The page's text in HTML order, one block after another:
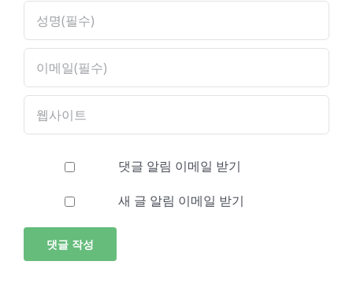
댓글 알림 이메일 받기
새 글 알림 이메일 받기